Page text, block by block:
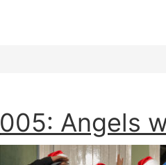
005: Angels